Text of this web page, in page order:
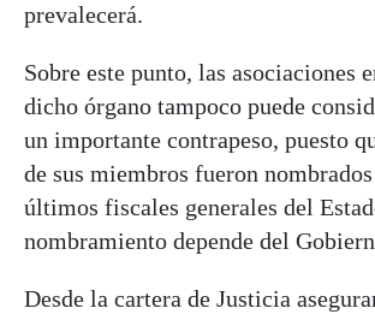
prevalecerá.
Sobre este punto, las asociaciones
dicho órgano tampoco puede
un importante contrapeso, puesto
de sus miembros fueron
últimos fiscales generales del
nombramiento depende del
Desde la cartera de Justicia